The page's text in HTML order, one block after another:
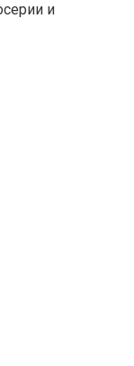
и